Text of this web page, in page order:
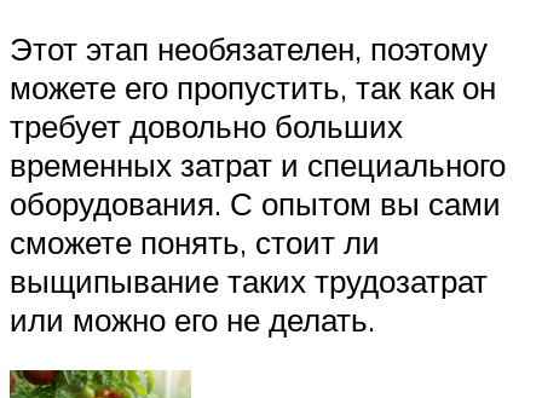
Этот этап необязателен, поэтому
можете его пропустить, так как он
требует довольно больших
временных затрат и специального
оборудования. С опытом вы сами
сможете понять, стоит ли
выщипывание таких трудозатрат
или можно его не делать.